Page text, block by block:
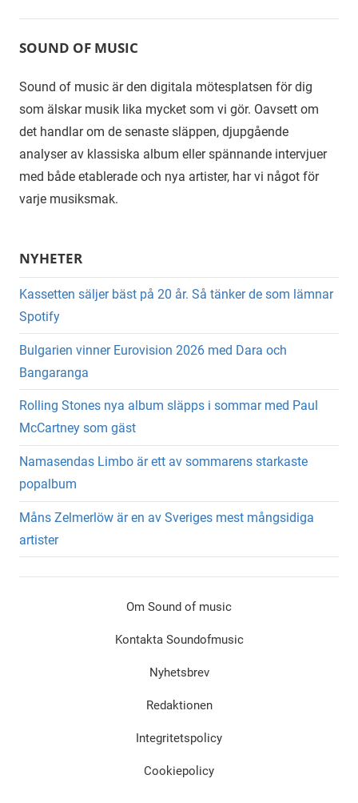
SOUND OF MUSIC
Sound of music är den digitala mötesplatsen för dig
som älskar musik lika mycket som vi gör. Oavsett om
det handlar om de senaste släppen, djupgående
analyser av klassiska album eller spännande intervjuer
med både etablerade och nya artister, har vi något för
varje musiksmak.
NYHETER
Kassetten säljer bäst på 20 år. Så tänker de som lämnar
Spotify
Bulgarien vinner Eurovision 2026 med Dara och
Bangaranga
Rolling Stones nya album släpps i sommar med Paul
McCartney som gäst
Namasendas Limbo är ett av sommarens starkaste
popalbum
Måns Zelmerlöw är en av Sveriges mest mångsidiga
artister
Om Sound of music
Kontakta Soundofmusic
Nyhetsbrev
Redaktionen
Integritetspolicy
Cookiepolicy